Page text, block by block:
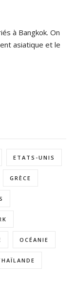
à Bangkok. On
asiatique et le
ETATS-UNIS
GRÈCE
OCÉANIE